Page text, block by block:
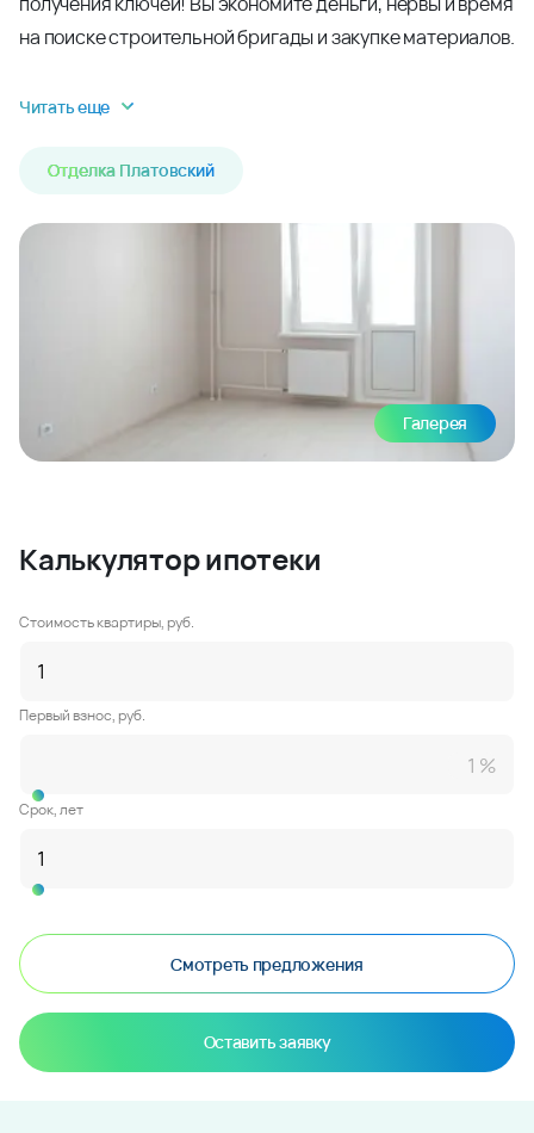
на поиске строительной бригады и закупке материалов.
Читать еще
Отделка Платовский
Галерея
Калькулятор ипотеки
Стоимость квартиры, руб.
Первый взнос, руб.
Срок, лет
Смотреть предложения
Оставить заявку